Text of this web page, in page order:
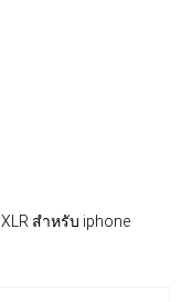
XLR สำหรับ iphone